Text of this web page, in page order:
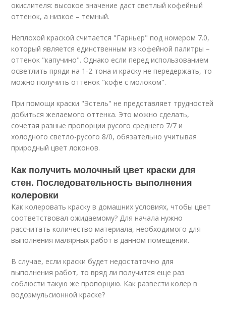
окислителя: высокое значение даст светлый кофейный
оттенок, а низкое – темный.
Неплохой краской считается "Гарньер" под номером 7.0,
который является единственным из кофейной палитры –
оттенок "капучино". Однако если перед использованием
осветлить пряди на 1-2 тона и краску не передержать, то
можно получить оттенок "кофе с молоком".
При помощи краски "Эстель" не представляет трудностей
добиться желаемого оттенка. Это можно сделать,
сочетая разные пропорции русого среднего 7/7 и
холодного светло-русого 8/0, обязательно учитывая
природный цвет локонов.
Как получить молочный цвет краски для
стен. Последовательность выполнения
колеровки
Как колеровать краску в домашних условиях, чтобы цвет
соответствовал ожидаемому? Для начала нужно
рассчитать количество материала, необходимого для
выполнения малярных работ в данном помещении.
В случае, если краски будет недостаточно для
выполнения работ, то вряд ли получится еще раз
соблюсти такую же пропорцию. Как развести колер в
водоэмульсионной краске?